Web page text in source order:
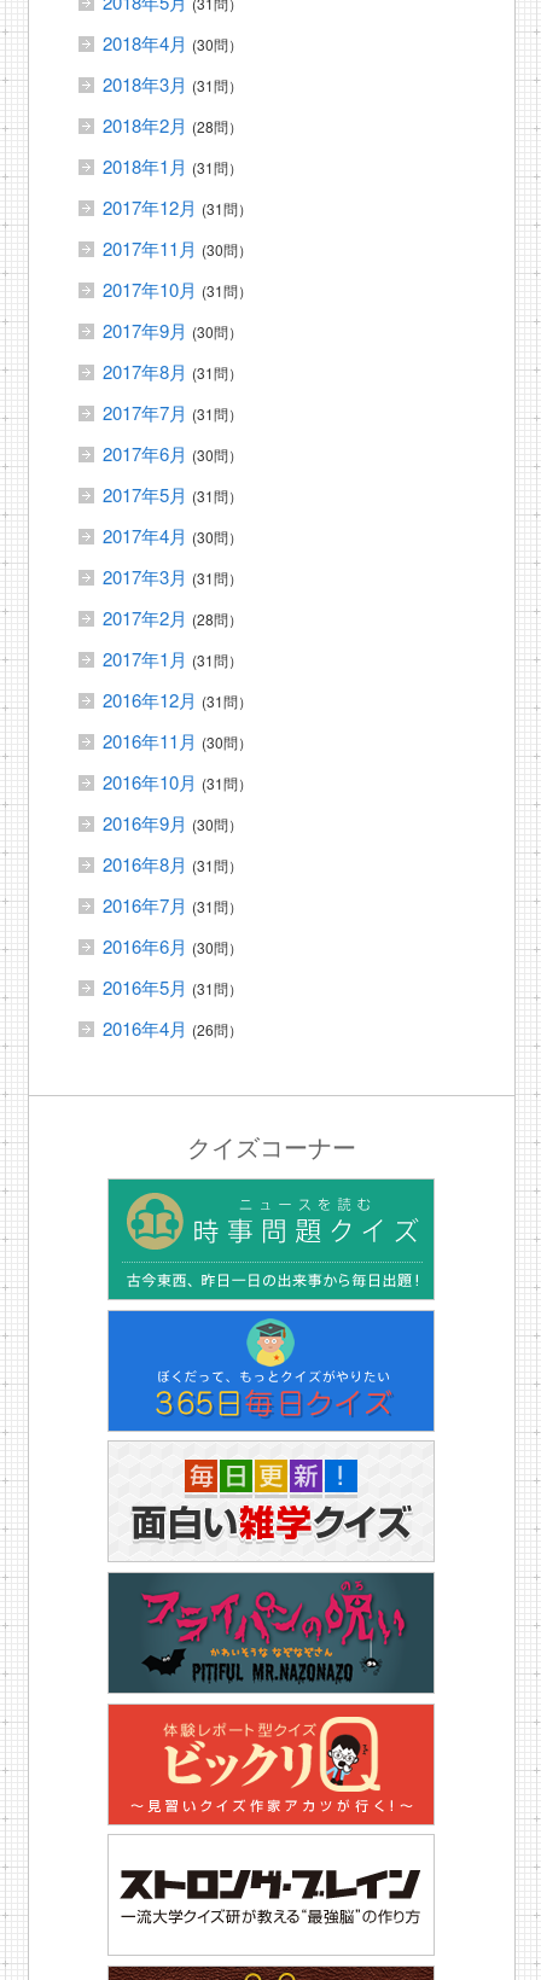
2018年4月 (30問）
2018年3月 (31問）
2018年2月 (28問）
2018年1月 (31問）
2017年12月 (31問）
2017年11月 (30問）
2017年10月 (31問）
2017年9月 (30問）
2017年8月 (31問）
2017年7月 (31問）
2017年6月 (30問）
2017年5月 (31問）
2017年4月 (30問）
2017年3月 (31問）
2017年2月 (28問）
2017年1月 (31問）
2016年12月 (31問）
2016年11月 (30問）
2016年10月 (31問）
2016年9月 (30問）
2016年8月 (31問）
2016年7月 (31問）
2016年6月 (30問）
2016年5月 (31問）
2016年4月 (26問）
クイズコーナー